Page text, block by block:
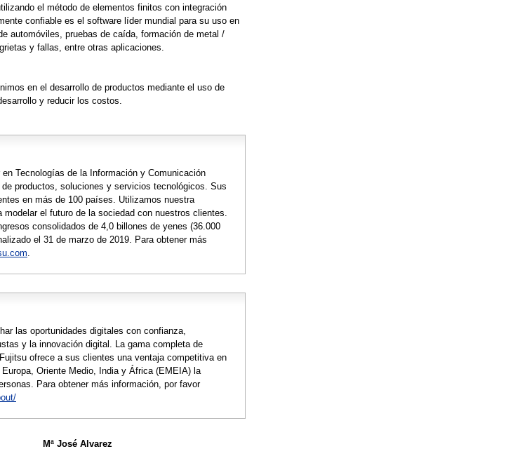
el método de elementos finitos con integración
confiable es el software líder mundial para su uso en
automóviles, pruebas de caída, formación de metal /
y fallas, entre otras aplicaciones.
en el desarrollo de productos mediante el uso de
y reducir los costos.
Tecnologías de la Información y Comunicación
productos, soluciones y servicios tecnológicos. Sus
en más de 100 países. Utilizamos nuestra
el futuro de la sociedad con nuestros clientes.
consolidados de 4,0 billones de yenes (36.000
el 31 de marzo de 2019. Para obtener más
.
las oportunidades digitales con confianza,
y la innovación digital. La gama completa de
ofrece a sus clientes una ventaja competitiva en
Oriente Medio, India y África (EMEIA) la
Para obtener más información, por favor
Mª José Alvarez